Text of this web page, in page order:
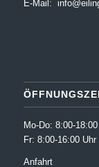
E-Mail:
Mo-Do: 8:00-
Fr: 8:00-16:00 Uhr
Anfahrt